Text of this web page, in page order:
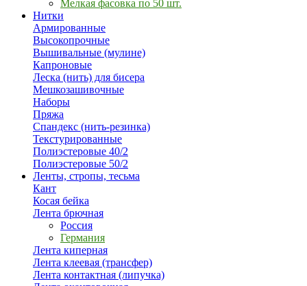
Мелкая фасовка по 50 шт.
Нитки
Армированные
Высокопрочные
Вышивальные (мулине)
Капроновые
Леска (нить) для бисера
Мешкозашивочные
Наборы
Пряжа
Спандекс (нить-резинка)
Текстурированные
Полиэстеровые 40/2
Полиэстеровые 50/2
Ленты, стропы, тесьма
Кант
Косая бейка
Лента брючная
Россия
Германия
Лента киперная
Лента клеевая (трансфер)
Лента контактная (липучка)